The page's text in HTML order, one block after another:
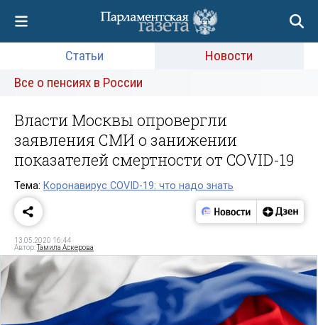
Статьи
Новости
Все о пенсиях в России
Власти Москвы опровергли
заявления СМИ о занижении
показателей смертности от COVID-19
Тема: Коронавирус COVID-19: что надо знать
13.05.2020 16:44
Автор:Тамила Аскерова